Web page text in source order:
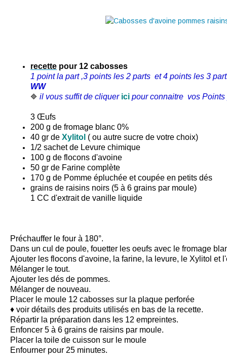
recette pour 12 cabosses
1 point la part ,3 points les 2 parts et 4 points les 3
WW
🔷 il vous suffit de cliquer ici pour connaitre vos Points
3 Œufs
200 g de fromage blanc 0%
40 gr de Xylitol ( ou autre sucre de votre choix)
1/2 sachet de Levure chimique
100 g de flocons d'avoine
50 gr de Farine complète
170 g de Pomme épluchée et coupée en petits dés
grains de raisins noirs (5 à 6 grains par moule)
1 CC d'extrait de vanille liquide
Préchauffer le four à 180°.
Dans un cul de poule, fouetter les oeufs avec le fromage
Ajouter les flocons d'avoine, la farine, la levure, le Xylitol et
Mélanger le tout.
Ajouter les dés de pommes.
Mélanger de nouveau.
Placer le moule 12 cabosses sur la plaque perforée
♦ voir détails des produits utilisés en bas de la recette.
Répartir la préparation dans les 12 empreintes.
Enfoncer 5 à 6 grains de raisins par moule.
Placer la toile de cuisson sur le moule
Enfourner pour 25 minutes.